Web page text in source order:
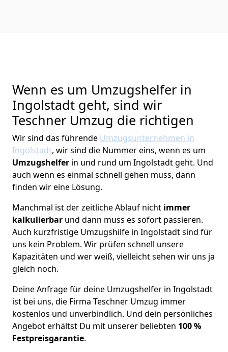
Wenn es um Umzugshelfer in
Ingolstadt geht, sind wir
Teschner Umzug die richtigen
Wir sind das führende Umzugsunternehmen in
Ingolstadt, wir sind die Nummer eins, wenn es um
Umzugshelfer in und rund um Ingolstadt geht. Und
auch wenn es einmal schnell gehen muss, dann
finden wir eine Lösung.
Manchmal ist der zeitliche Ablauf nicht immer
kalkulierbar und dann muss es sofort passieren.
Auch kurzfristige Umzugshilfe in Ingolstadt sind für
uns kein Problem. Wir prüfen schnell unsere
Kapazitäten und wer weiß, vielleicht sehen wir uns ja
gleich noch.
Deine Anfrage für deine Umzugshelfer in Ingolstadt
ist bei uns, die Firma Teschner Umzug immer
kostenlos und unverbindlich. Und dein persönliches
Angebot erhältst Du mit unserer beliebten 100 %
Festpreisgarantie.